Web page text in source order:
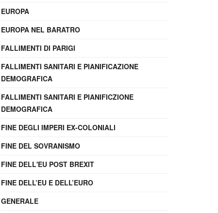
EUROPA
EUROPA NEL BARATRO
FALLIMENTI DI PARIGI
FALLIMENTI SANITARI E PIANIFICAZIONE
DEMOGRAFICA
FALLIMENTI SANITARI E PIANIFICZIONE
DEMOGRAFICA
FINE DEGLI IMPERI EX-COLONIALI
FINE DEL SOVRANISMO
FINE DELL'EU POST BREXIT
FINE DELL’EU E DELL’EURO
GENERALE